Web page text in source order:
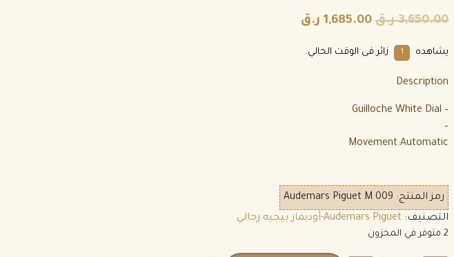
3,650.00 ر.ق 1,685.00 ر.ق
يشاهده 8 زائر فى الوقت الحالي.
Description
– Guilloche White Dial
–
Movement:Automatic
رمز المنتج: Audemars Piguet M 009
التصنيف:Audemars Piguet-أوديمار بيجيه رجالي
2 متوفر في المخزون